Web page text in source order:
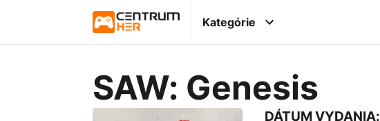
Kategórie
SAW: Genesis
DÁTUM VYDANIA: